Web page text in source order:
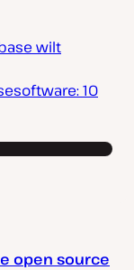
wilt
10
open source